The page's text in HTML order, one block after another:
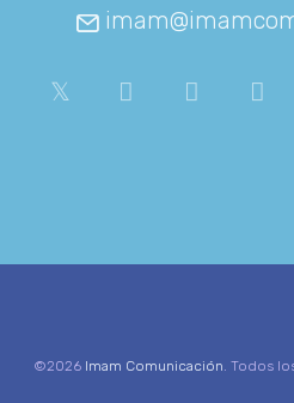
©2026 Imam Comunicación. Todos